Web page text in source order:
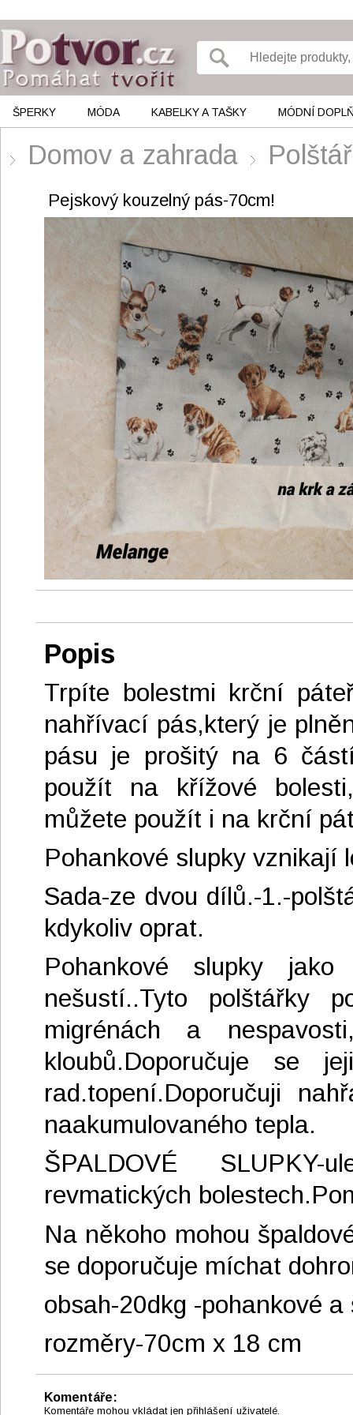
ŠPERKY MÓDA KABELKY A TAŠKY MÓDNÍ
Domov a zahrada
Pejskový kouzelný pás-70cm!
Popis
Trpíte bolestmi krční
nahřívací pás,který je
pásu je prošitý na 6
použít na křížové
můžete použít i na krční
Pohankové slupky vznikají
Sada-ze dvou dílů.-1.-
kdykoliv oprat.
Pohankové slupky jako
nešustí..Tyto polštářky
migrénách a
kloubů.Doporučuje se
rad.topení.Doporučuji
naakumulovaného tepla.
ŠPALDOVÉ SLUPKY-
revmatických
Na někoho mohou
se doporučuje míchat
obsah-20dkg -pohankové
rozměry-70cm x 18 cm
Komentáře:
Komentáře mohou vkládat jen přihlášení uživatelé.